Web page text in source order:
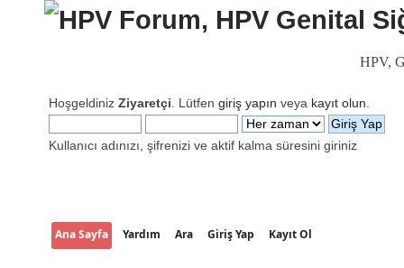
HPV,
Hoşgeldiniz Ziyaretçi . Lütfen giriş yapın veya kayıt olun
Kullanıcı adınızı, şifrenizi ve aktif kalma süresini giriniz
Ana Sayfa Yardım Ara Giriş Yap Kayıt Ol